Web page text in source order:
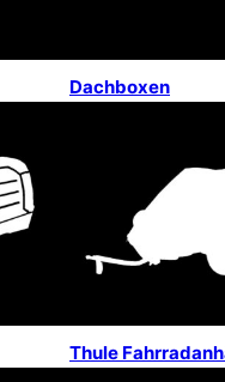
Dachboxen
Thule